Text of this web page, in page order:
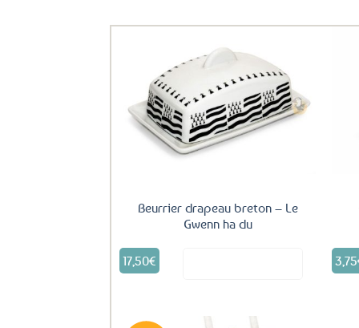
Ajouter
aux
favoris
Beurrier drapeau breton – Le
Gwenn ha du
17,50€ 3,75